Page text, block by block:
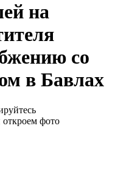
на
со
в Бавлах
фото